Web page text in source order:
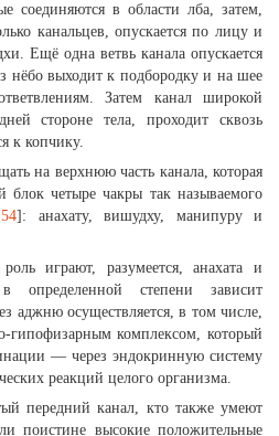
соединяются в области лба, затем,
канальцев, опускается по лицу и
Ещё одна ветвь канала опускается
нёбо выходит к подбородку и на шее
Затем канал широкой
стороне тела, проходит сквозь
к копчику.
на верхнюю часть канала, которая
блок четыре чакры так называемого
54]: анахату, вишудху, манипуру и
играют, разумеется, анахата и
степени зависит
аджню осуществляется, в том числе,
гипофизарным комплексом, который
— через эндокринную систему
реакций целого организма.
передний канал, кто также умеют
поистине высокие положительные